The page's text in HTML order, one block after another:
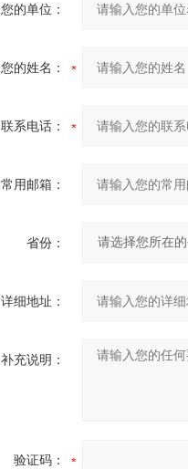
您的单位：
您的姓名：
联系电话：
常用邮箱：
省份：
详细地址：
补充说明：
验证码：